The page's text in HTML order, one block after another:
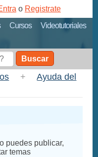
Cursos
Videotutoriales
o Registrate
Buscar
+
Ayuda del
puedes publicar,
temas